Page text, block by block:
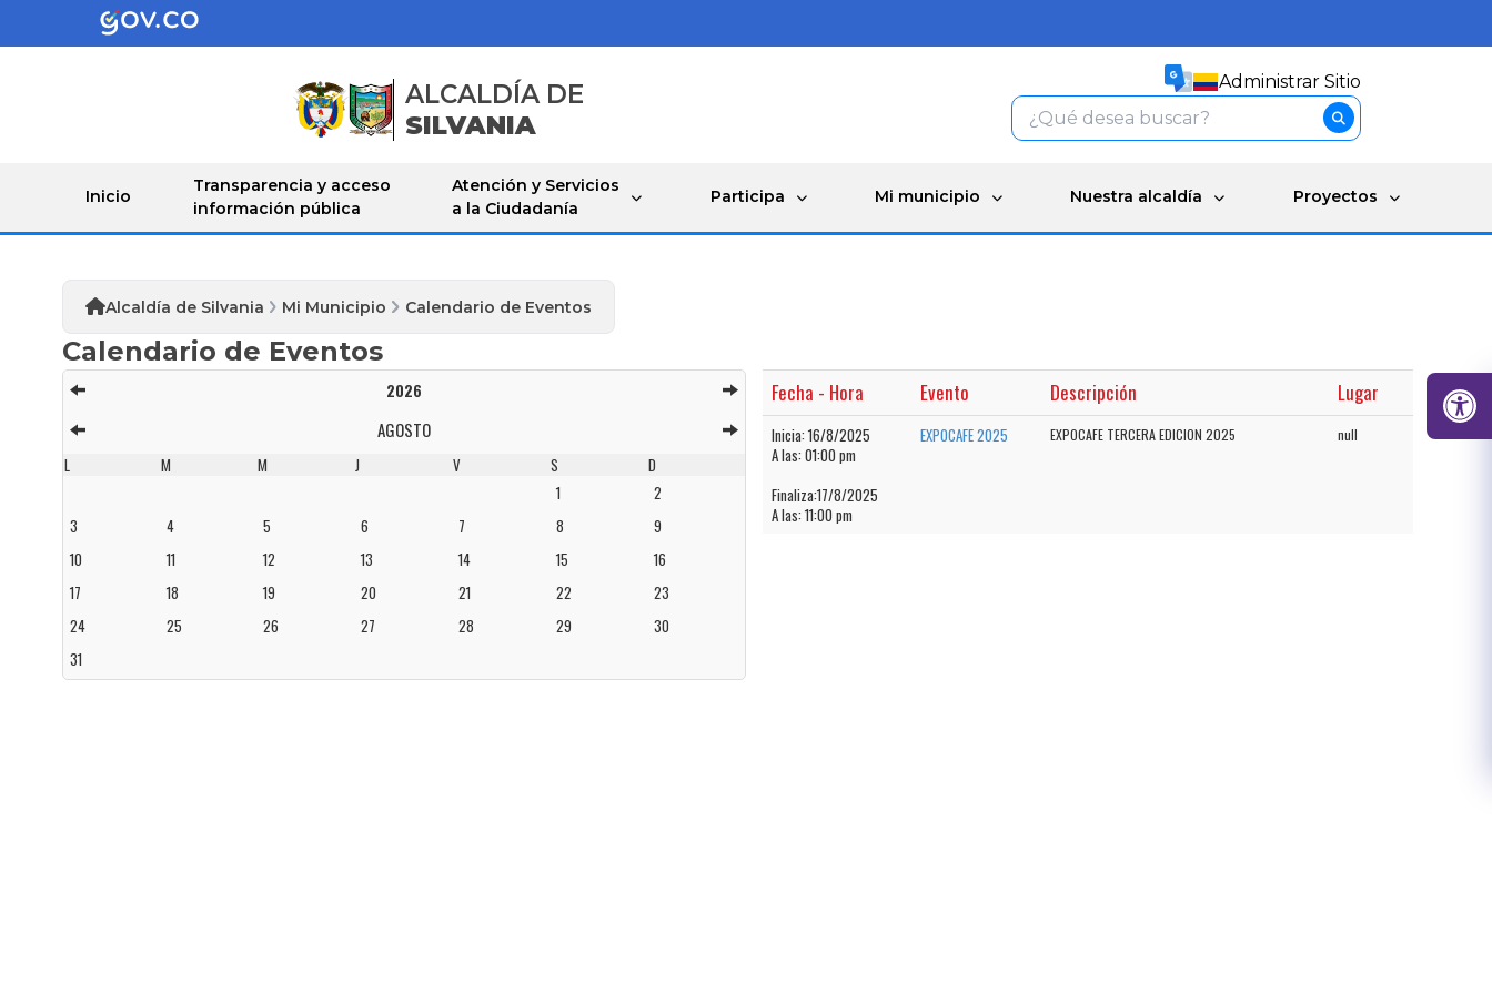
ALCALDÍA DE
SILVANIA
Administrar Sitio
Inicio
Transparencia y acceso
información pública
Atención y Servicios
a la Ciudadanía
Participa Mi municipio Nuestra alcaldía Proyectos
Alcaldía de Silvania Mi Municipio Calendario de Eventos
Calendario de Eventos